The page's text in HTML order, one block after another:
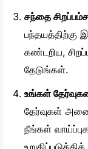
சந்தை
பந்தயத்திற்கு
கண்டறிய,
தேடுங்கள்.
உங்கள்
தேர்வுகள்
நீங்கள்